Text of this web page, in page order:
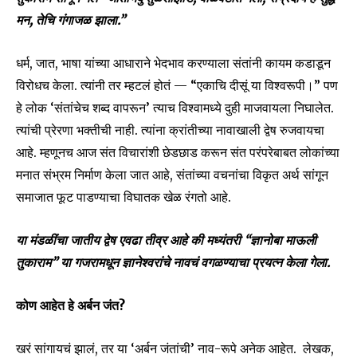
मन, तेचि गंगाजळ झाला.”
धर्म, जात, भाषा यांच्या आधाराने भेदभाव करण्याला संतांनी कायम कडाडून
विरोधच केला. त्यांनी तर म्हटलं होतं — “एकाचि दीसूं या विश्वरूपी।” पण
हे लोक ‘संतांचेच शब्द वापरून’ त्याच विश्वामध्ये दुही माजवायला निघालेत.
त्यांची प्रेरणा भक्तीची नाही. त्यांना क्रांतीच्या नावाखाली द्वेष रुजवायचा
आहे. म्हणूनच आज संत विचारांशी छेडछाड करून संत परंपरेबाबत लोकांच्या
मनात संभ्रम निर्माण केला जात आहे, संतांच्या वचनांचा विकृत अर्थ सांगून
समाजात फूट पाडण्याचा विघातक खेळ रंगतो आहे.
या मंडळींचा जातीय द्वेष एवढा तीव्र आहे की मध्यंतरी “ज्ञानोबा माऊली
तुकाराम” या गजरामधून ज्ञानेश्वरांचे नावचं वगळण्याचा प्रयत्न केला गेला.
कोण आहेत हे अर्बन जंत?
खरं सांगायचं झालं, तर या ‘अर्बन जंतांची’ नाव-रूपे अनेक आहेत. लेखक,